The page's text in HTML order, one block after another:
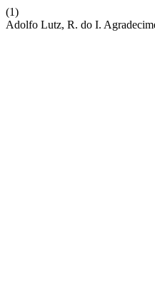
(1)
Adolfo Lutz, R. do I.